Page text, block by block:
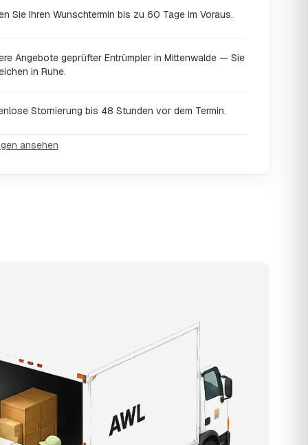
Sie Ihren Wunschtermin bis zu 60 Tage im Voraus.
Angebote geprüfter Entrümpler in Mittenwalde — Sie
in Ruhe.
Stornierung bis 48 Stunden vor dem Termin.
ansehen